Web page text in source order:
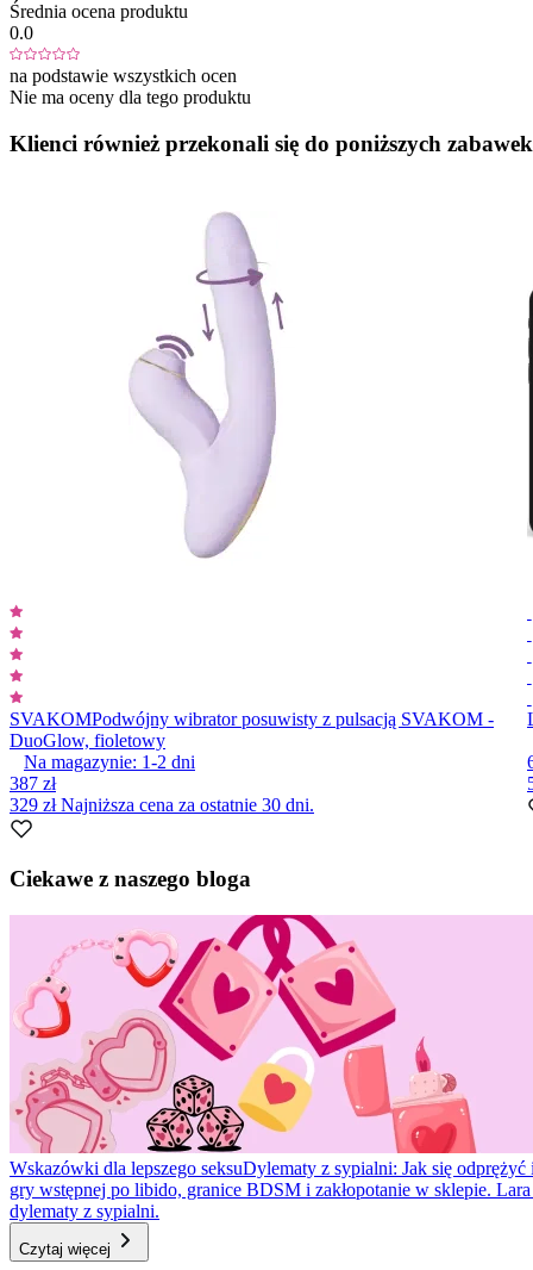
Średnia ocena produktu
0.0
na podstawie wszystkich ocen
Nie ma oceny dla tego produktu
Klienci również przekonali się do poniższych
SVAKOMPodwójny wibrator posuwisty z pulsacją SVAKOM -
DuoGlow, fioletowy
Na magazynie: 1-2 dni
387 zł
329 złNajniższa cena za ostatnie 30 dni.
1
10
Ciekawe z naszego bloga
Wskazówki dla lepszego seksuDylematy z sypialni: Jak się odprężyć
gry wstępnej po libido, granice BDSM i zakłopotanie w sklepie.
dylematy z sypialni.
Czytaj więcej